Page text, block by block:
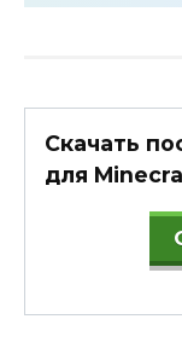
Скачать
для